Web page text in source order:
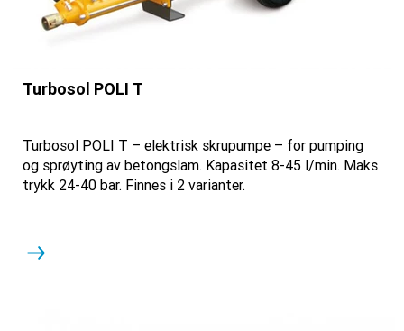
Turbosol POLI T
Turbosol POLI T – elektrisk skrupumpe – for pumping
og sprøyting av betongslam. Kapasitet 8-45 l/min. Maks
trykk 24-40 bar. Finnes i 2 varianter.